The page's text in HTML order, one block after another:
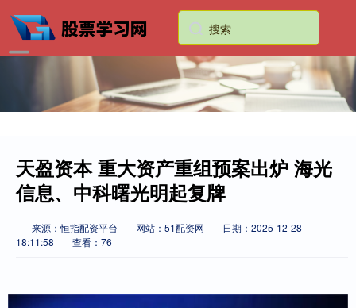
天盈资本 重大资产重组预案出炉 海光
信息、中科曙光明起复牌
来源：恒指配资平台 网站：51配资网
日期：2025-12-28
18:11:58
查看：76